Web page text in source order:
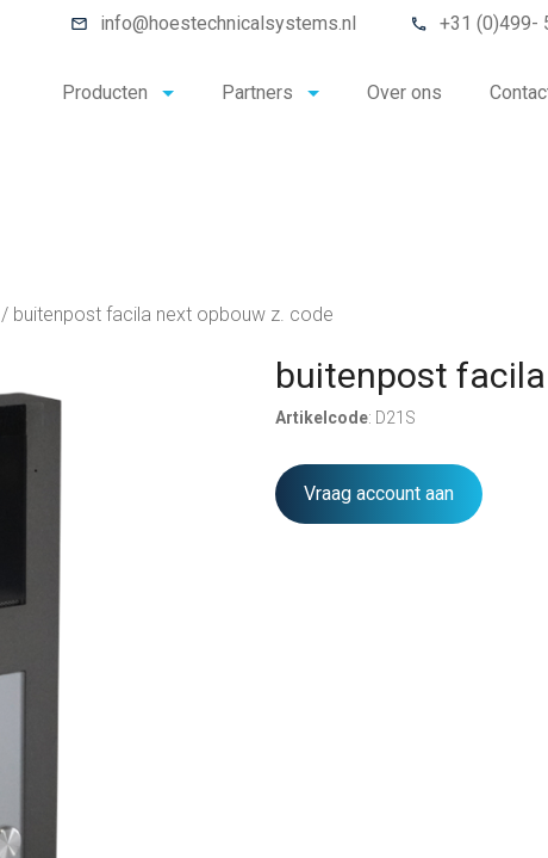
info@hoestechnicalsystems.nl +31 (0)499-
Producten Partners Over ons
/ buitenpost facila next opbouw z. code
buitenpost
Artikelcode: D21S
Vraag account aan